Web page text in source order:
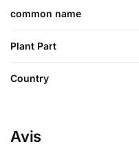
common name
Plant Part
Country
Avis